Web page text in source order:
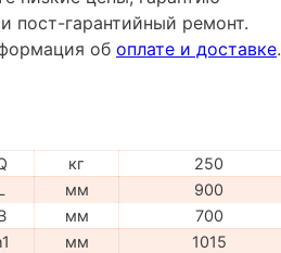
пост-гарантийный ремонт.
об оплате и доставке.
кг
250
мм
900
мм
700
мм
1015